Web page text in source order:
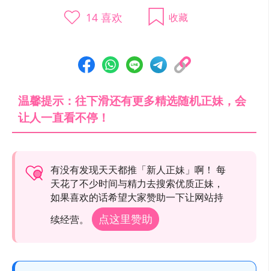
14喜欢 收藏
温馨提示：往下滑还有更多精选随机正妹，会
让人一直看不停！
有没有发现天天都推「新人正妹」啊！ 每
天花了不少时间与精力去搜索优质正妹，
如果喜欢的话希望大家赞助一下让网站持
续经营。
点这里赞助